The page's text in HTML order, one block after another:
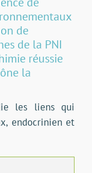
de
de la PNI
réussie
la
les liens qui
endocrinien et